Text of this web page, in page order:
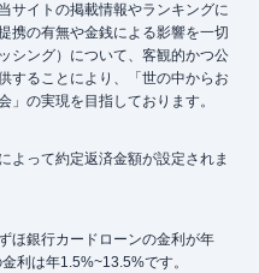
サイトの掲載情報やランキングに
携の有無や金銭による影響を一切
シング）について、客観的かつ公
することにより、「世の中からお
」の実現を目指しております。
よって約定返済金額が設定されま
ほ銀行カードローンの金利が年
利は年1.5%~13.5%です。